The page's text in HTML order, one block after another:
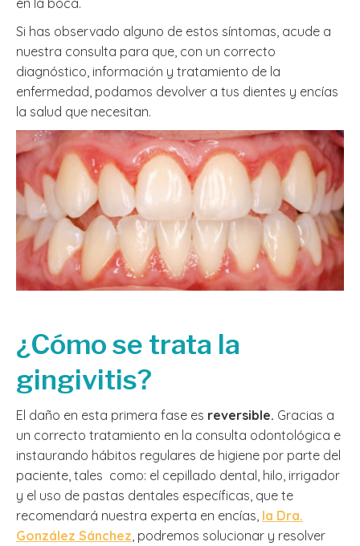
en la boca.
Si has observado alguno de estos síntomas, acude a
nuestra consulta para que, con un correcto
diagnóstico, información y tratamiento de la
enfermedad, podamos devolver a tus dientes y encías
la salud que necesitan.
¿Cómo se trata la
gingivitis?
El daño en esta primera fase es reversible. Gracias a
un correcto tratamiento en la consulta odontológica e
instaurando hábitos regulares de higiene por parte del
paciente, tales como: el cepillado dental, hilo, irrigador
y el uso de pastas dentales específicas, que te
recomendará nuestra experta en encías, la Dra.
González Sánchez , podremos solucionar y resolver